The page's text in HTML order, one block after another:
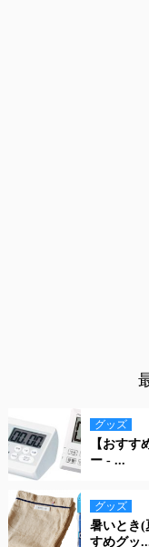
グッズ
【おす
ー - ...
グッズ
暑いとき(
すめグッ